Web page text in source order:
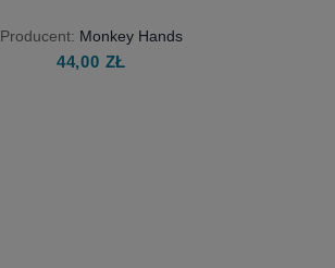
Producent: Monkey Hands
44,00 ZŁ